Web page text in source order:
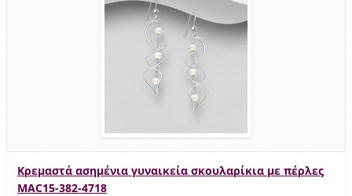
Κρεμαστά ασημένια γυναικεία σκουλαρίκια με πέρλες
MAC15-382-4718